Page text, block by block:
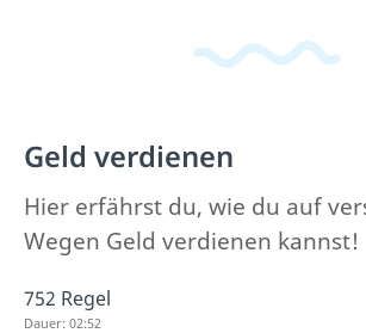
Geld verdienen
Hier erfährst du, wie du auf
Wegen Geld verdienen kannst!
752 Regel
Dauer: 02:52